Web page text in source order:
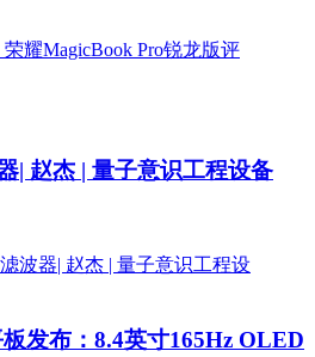
| 赵杰 | 量子意识工程设备
发布：8.4英寸165Hz OLED